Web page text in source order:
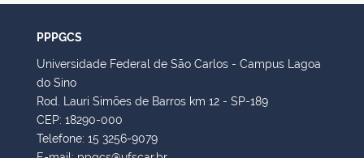
PPPGCS
Universidade Federal de São Carlos - Campus Lagoa
do Sino
Rod. Lauri Simões de Barros km 12 - SP-189
CEP: 18290-000
Telefone: 15 3256-9079